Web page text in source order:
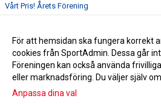
Vårt Pris! Årets Förening
Premiär! RISEN-loppet 2015
Pantburkar
För att hemsidan ska fungera korrekt
cookies från SportAdmin. Dessa går
Föreningen kan också använda
eller marknadsföring. Du väljer själv
Anpassa dina val